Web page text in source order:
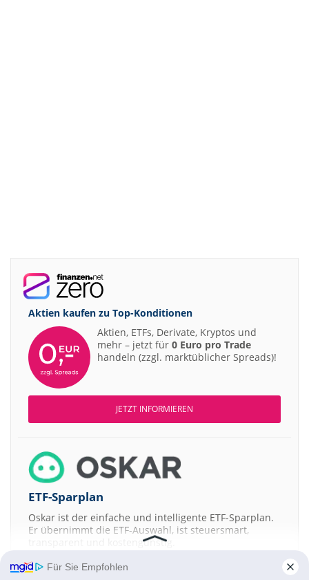
Aktien kaufen zu Top-Konditionen
Aktien, ETFs, Derivate, Kryptos und
mehr – jetzt für 0 Euro pro Trade
handeln (zzgl. marktüblicher Spreads)!
JETZT INFORMIEREN
ETF-Sparplan
Oskar ist der einfache und intelligente ETF-Sparplan.
Er übernimmt die ETF-Auswahl, ist steuersmart,
transparent und kostengünstig.
JETZT MEHR ERFAHREN
Für Sie Empfohlen